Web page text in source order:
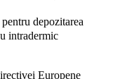
depozitarea
intradermic
Europene